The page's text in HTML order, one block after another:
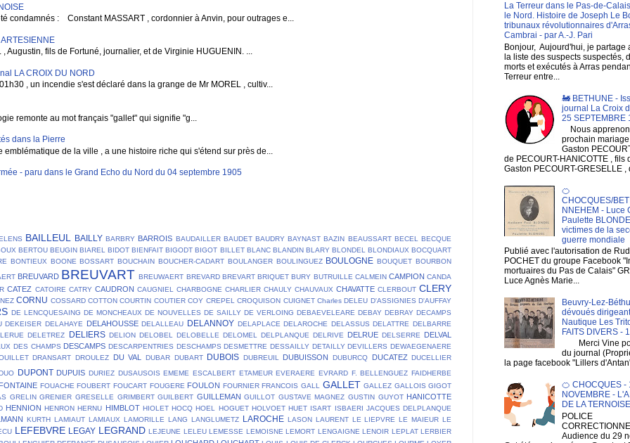
condamnés : Constant MASSART , cordonnier à Anvin, pour outrages e...
fils de Fortuné, journalier, et de Virginie HUGUENIN. ...
LA CROIX DU NORD
, un incendie s'est déclaré dans la grange de Mr MOREL , cultiv...
remonte au mot français "gallet" qui signifie "g...
dans la Pierre
de la ville , a une histoire riche qui s'étend sur près de...
- paru dans le Grand Echo du Nord du 04 septembre 1905
BAILLEUL BAILLY BARBRY BARROIS BAUDAILLER BAUDET BAUDRY BAYNAST BAZIN BEAUSSART BECEL BECQUE
BERTOU BEUGIN BIAREL BIDOT BIENFAIT BIGODT BIGOT BILLET BLANC BLANDIN BLARY BLONDEL BLONDIAUX BOCQUART
BONTIEUX BOONE BOSSART BOUCHAIN BOUCHER-CADART BOULANGER BOULINGUEZ BOULOGNE BOUQUET BOURBON
BREUVARD BREUVART BREUWAERT BREVARD BREVART BRIQUET BURY BUTRUILLE CALMEIN CAMPION CANDA
CATEZ CATOIRE CATRY CAUDRON CAUGNIEL CHARBOGNE CHARLIER CHAULY CHAUVAUX CHAVATTE CLERBOUT CLERY
CORNU COSSARD COTTON COURTIN COUTIER COY CREPEL CROQUISON CUIGNET Charles DELEU D'ASSIGNIES D'AUFFAY
DE LENCQUESAING DE MONCHEAUX DE NOUVELLES DE SAILLY DE VERLOING DEBAEVELEARE DEBAY DEBRAY DECAMPS
DEKEISER DELAHAYE DELAHOUSSE DELALLEAU DELANNOY DELAPLACE DELAROCHE DELASSUS DELATTRE DELBARRE
DELETREZ DELIERS DELION DELOBEL DELOBELLE DELOMEL DELPLANQUE DELRIVE DELRUE DELSERRE DELVAL
DES CHAMPS DESCAMPS DESCARPENTRIES DESCHAMPS DESMETTRE DESSAILLY DETAILLY DEVILLERS DEWAEGENAERE
DRANSART DROULEZ DU VAL DUBAR DUBART DUBOIS DUBREUIL DUBUISSON DUBURCQ DUCATEZ DUCELLIER
DUPONT DUPUIS DURIEZ DUSAUSOIS EMEME ESCALBERT ETAMEUR EVERAERE EVRARD F. BELLENGUEZ FAIDHERBE
FOUACHE FOUBERT FOUCART FOUGERE FOULON FOURNIER FRANCOIS GALL GALLET GALLEZ GALLOIS GIGOT
GRELIN GRENIER GRESELLE GRIMBERT GUILBERT GUILLEMAN GUILLOT GUSTAVE MAGNEZ GUSTIN GUYOT HANICOTTE
HENNION HENRON HERNU HIMBLOT HIOLET HOCQ HOEL HOGUET HOLVOET HUET ISART ISBAERI JACQUES DELPLANQUE
KURTH LAMIAUT LAMIAUX LAMORILLE LANG LANGLUMETZ LAROCHE LASON LAURENT LE LIEPVRE LE MAIEUR LE
LEFEBVRE LEGAY LEGRAND LEJEUNE LELEU LEMESSE LEMOISNE LEMORT LENGAIGNE LENOIR LEPLAT LERBIER
La Terreur dans le Pas-de-
le Nord. Histoire de Joseph Le
tribunaux révolutionnaires
Cambrai - par A.-J. Pari
Bonjour, Aujourd'hui, je partage
la liste des suspects suspectés,
morts et exécutés à Arras
Terreur entre...
🚂 BETHUNE -
journal La Croix
25 SEPTEMBRE
Nous
prochain
Gaston
de PECOURT-HANICOTTE , fils
Gaston PECOURT-GRESELLE ,
🍊
CHOCQUES/
NNEHEM - Luce
Paulette
victimes de la
guerre mondiale
Publié avec l'autorisation de
POCHET du groupe Facebook
mortuaires du Pas de Calais"
Luce Agnès Marie...
Beuvry-Lez-
dévoués
Nautique Les
FAITS DIVERS -
Merci Vine
du journal
la page facebook "Lillers
🍊 CHOCQUES -
NOVEMBRE -
DE LA TERNOISE
POLICE
Audience du 29